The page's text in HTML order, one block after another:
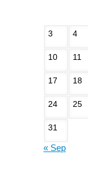
3 4
10 11
17 18
24 25
31
« Sep